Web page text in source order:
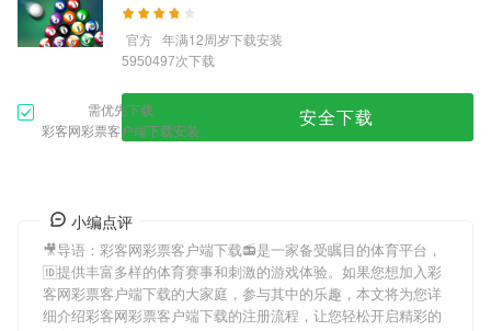
官方 年满12周岁下载安装
5950497次下载
需优先下载
彩客网彩票客户端下载安装
安全下载
小编点评
🎥导语： 彩客网彩票客户端下载📻是一家备受瞩目的体育平台，
🆔提供丰富多样的体育赛事和刺激的游戏体验。如果您想加入彩
客网彩票客户端下载的大家庭，参与其中的乐趣，本文将为您详
细介绍彩客网彩票客户端下载的注册流程，让您轻松开启精彩的